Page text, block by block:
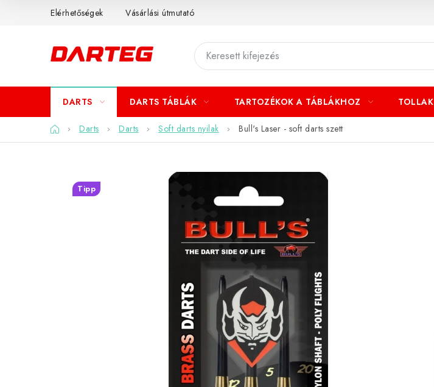
Elérhetőségek Vásárlási útmutató
DARTS DARTS TÁBLÁK TARTOZÉKOK A TÁBLÁKHOZ TOLLAK
Kezdőlap
Darts Darts Soft darts nyilak Bull's Laser - soft darts szett
Tipp